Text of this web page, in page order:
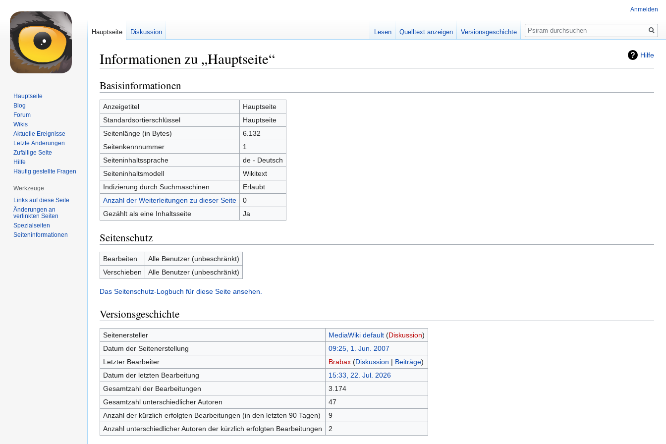
Hilfe
Informationen zu „Hauptseite“
Zur
Navigation
springen
Zur
Suche
springen
Basisinformationen
Anzeigetitel
Hauptseite
Standardsortierschlüssel
Hauptseite
Seitenlänge (in Bytes)
6.132
Seitenkennnummer
1
Seiteninhaltssprache
de - Deutsch
Seiteninhaltsmodell
Wikitext
Indizierung durch Suchmaschinen
Erlaubt
Anzahl der Weiterleitungen zu dieser Seite
0
Gezählt als eine Inhaltsseite
Ja
Seitenschutz
Bearbeiten
Alle Benutzer (unbeschränkt)
Verschieben
Alle Benutzer (unbeschränkt)
Das Seitenschutz-Logbuch für diese Seite ansehen.
Versionsgeschichte
Seitenersteller MediaWiki default (Diskussion)
Datum der Seitenerstellung
09:25, 1. Jun. 2007
Letzter Bearbeiter
Brabax (Diskussion | Beiträge)
Datum der letzten Bearbeitung
15:33, 22. Jul. 2026
Gesamtzahl der Bearbeitungen
3.174
Gesamtzahl unterschiedlicher Autoren
47
Anzahl der kürzlich erfolgten Bearbeitungen (in den letzten 90 Tagen)
9
Anzahl unterschiedlicher Autoren der kürzlich erfolgten Bearbeitungen
2
Anmelden
Hauptseite Diskussion Lesen Quelltext anzeigen Versionsgeschichte
Suche
Hauptseite
Blog
Forum
Wikis
Aktuelle Ereignisse
Letzte Änderungen
Zufällige Seite
Hilfe
Häufig gestellte Fragen
Werkzeuge
Links auf diese Seite
Änderungen an
verlinkten Seiten
Spezialseiten
Seiten­informationen